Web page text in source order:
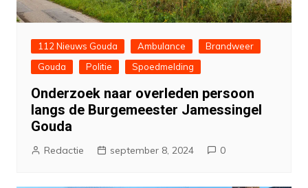
112 Nieuws Gouda Ambulance
Brandweer
Gouda
Politie Spoedmelding
Onderzoek naar overleden persoon
langs de Burgemeester Jamessingel
Gouda
Redactie september 8, 2024 0